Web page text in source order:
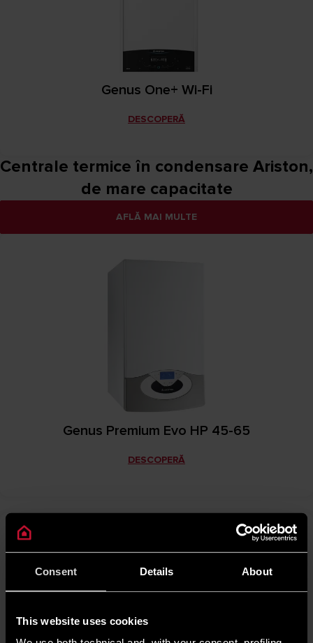
Consent Details About
This website uses cookies
Genus One+ Wi-Fi
DESCOPERĂ
Centrale termice în condensare Ariston,
de mare capacitate
AFLĂ MAI MULTE
Genus Premium Evo HP 45-65
DESCOPERĂ